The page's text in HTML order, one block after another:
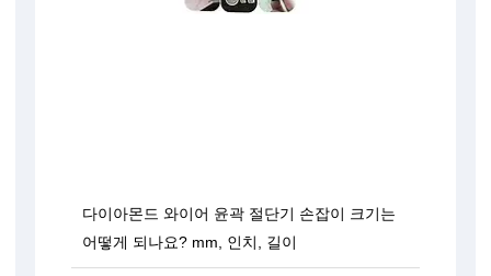
다이아몬드 와이어 윤곽 절단기 손잡이 크기는
어떻게 되나요? mm, 인치, 길이